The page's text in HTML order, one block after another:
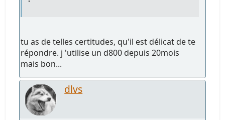
tu as de telles certitudes, qu'il est délicat de te
répondre. j 'utilise un d800 depuis 20mois
mais bon...
dlvs